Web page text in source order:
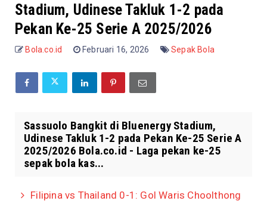
Stadium, Udinese Takluk 1-2 pada
Pekan Ke-25 Serie A 2025/2026
Bola.co.id Februari 16, 2026 Sepak Bola
Sassuolo Bangkit di Bluenergy Stadium,
Udinese Takluk 1-2 pada Pekan Ke-25 Serie A
2025/2026 Bola.co.id - Laga pekan ke-25
sepak bola kas...
Filipina vs Thailand 0-1: Gol Waris Choolthong